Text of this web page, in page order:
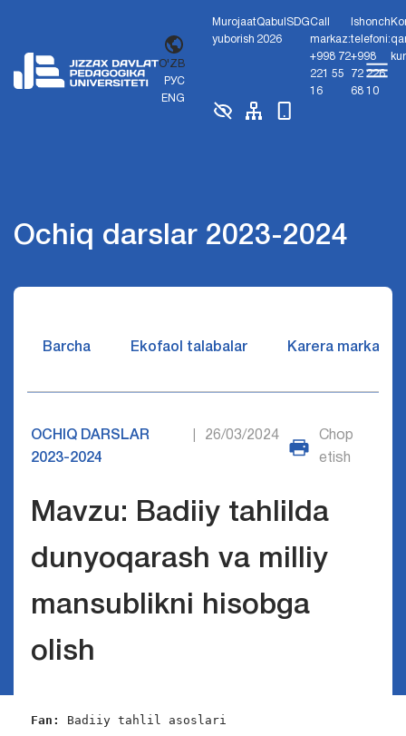
O'ZB
РУС
ENG
Murojaat
yuborish
Qabul
2026
SDGCall
markaz:
+998 72
221 55
16
Ishonch
telefoni:
+998
72 226
68 10
Ochiq darslar 2023-2024
Barcha Ekofaol talabalar Karera markazi
OCHIQ DARSLAR
2023-2024
26/03/2024
Chop
etish
Mavzu: Badiiy tahlilda
dunyoqarash va milliy
mansublikni hisobga
olish
Fan: Badiiy tahlil asoslari